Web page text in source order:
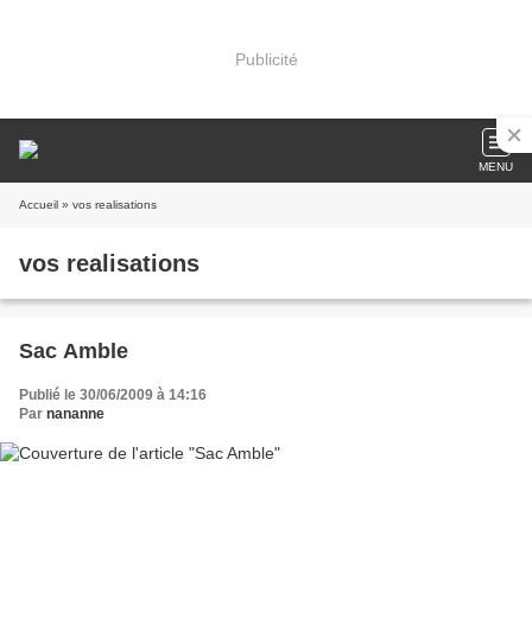
Publicité
MENU
Accueil » vos realisations
vos realisations
Sac Amble
Publié le 30/06/2009 à 14:16
Par nananne